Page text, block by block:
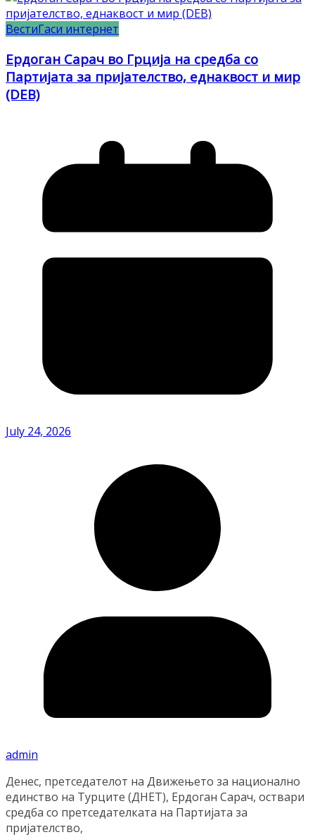
ВестиГаси интернет
Ердоган Сарач во Грција на средба со
Партијата за пријателство, еднаквост и мир
(DEB)
July 24, 2026
admin
Денес, претседателот на Движењето за национално
единство на Турците (ДНЕТ), Ердоган Сарач, оствари
средба со претседателката на Партијата за
пријателство,